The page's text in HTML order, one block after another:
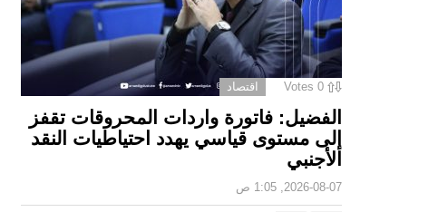
0
Votes اقتصاد
الفضيل: فاتورة واردات المحروقات تقفز
إلى مستوى قياسي يهدد احتياطيات النقد
الأجنبي
2026-08-07, 1:05 ص